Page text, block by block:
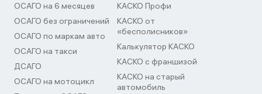
ОСАГО на 6 месяцев
ОСАГО без ограничений
ОСАГО по маркам авто
ОСАГО на такси
ДСАГО
ОСАГО на мотоцикл
КАСКО Профи
КАСКО от
«бесполисников»
Калькулятор КАСКО
КАСКО с франшизой
КАСКО на старый
автомобиль